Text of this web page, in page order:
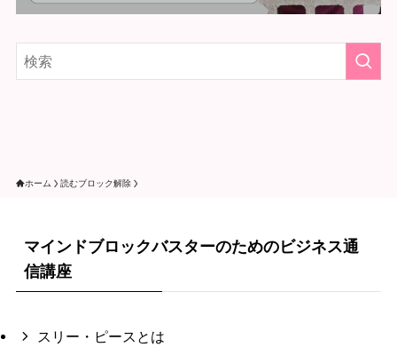
ホーム 読むブロック解除
マインドブロックバスターのためのビジネス通
信講座
スリー・ピースとは